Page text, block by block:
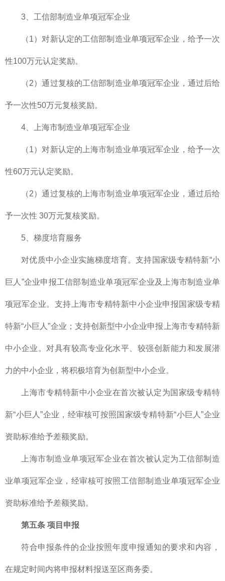
3、工信部制造业单项冠军企业
（1）对新认定的工信部制造业单项冠军企业，给予一次
性100万元认定奖励。
（2）通过复核的工信部制造业单项冠军企业，通过后给
予一次性50万元复核奖励。
4、上海市制造业单项冠军企业
（1）对新认定的上海市制造业单项冠军企业，给予一次
性60万元认定奖励。
（2）通过复核的上海市制造业单项冠军企业，通过后给
予一次性 30万元复核奖励。
5、梯度培育服务
对优质中小企业实施梯度培育。支持国家级专精特新“小
巨人”企业申报工信部制造业单项冠军企业及上海市制造业单
项冠军企业。支持上海市专精特新中小企业申报国家级专精
特新“小巨人”企业；支持创新型中小企业申报上海市专精特新
中小企业。对具有较高专业化水平、较强创新能力和发展潜
力的中小企业，将积极培育为创新型中小企业。
上海市专精特新中小企业在首次被认定为国家级专精特
新“小巨人”企业，经审核可按照国家级专精特新“小巨人”企业
资助标准给予差额奖励。
上海市制造业单项冠军企业在首次被认定为工信部制造
业单项冠军企业，经审核可按照工信部制造业单项冠军企业
资助标准给予差额奖励。
第五条 项目申报
符合申报条件的企业按照年度申报通知的要求和内容，
在规定时间内将申报材料报送至区商务委。